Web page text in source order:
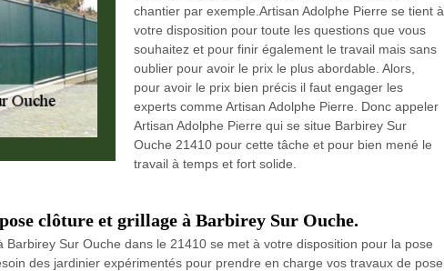
chantier par exemple.Artisan Adolphe Pierre se tient à
votre disposition pour toute les questions que vous
souhaitez et pour finir également le travail mais sans
oublier pour avoir le prix le plus abordable. Alors,
pour avoir le prix bien précis il faut engager les
experts comme Artisan Adolphe Pierre. Donc appeler
Artisan Adolphe Pierre qui se situe Barbirey Sur
Ouche 21410 pour cette tâche et pour bien mené le
travail à temps et fort solide.
clôture et grillage à Barbirey Sur Ouche.
Barbirey Sur Ouche dans le 21410 se met à votre disposition pour la pose
des jardinier expérimentés pour prendre en charge vos travaux de pose